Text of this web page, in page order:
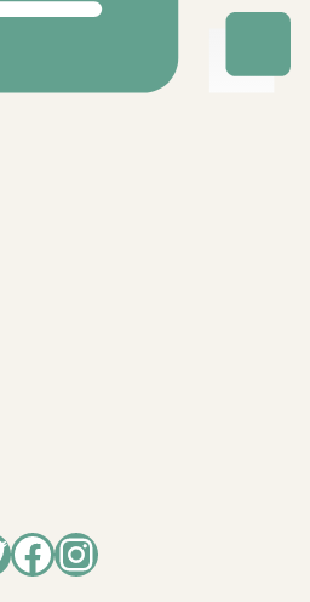
Facebook
Instagram